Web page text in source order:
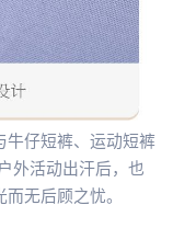
仔短裤、运动短裤
外活动出汗后，也
无后顾之忧。